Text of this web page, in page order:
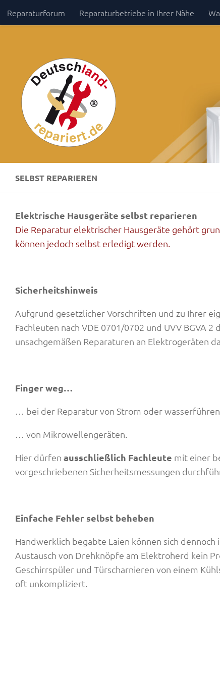
Zum Inhalt springen
Reparaturforum Reparaturbetriebe in Ihrer Nähe
SELBST REPARIEREN
Elektrische Hausgeräte selbst reparieren
Die Reparatur elektrischer Hausgeräte gehört
können jedoch selbst erledigt werden.
Sicherheitshinweis
Aufgrund gesetzlicher Vorschriften und zu Ihrer
Fachleuten nach VDE 0701/0702 und UVV BGVA
unsachgemäßen Reparaturen an Elektrogeräten
Finger weg…
… bei der Reparatur von Strom oder
… von Mikrowellengeräten.
Hier dürfen ausschließlich Fachleute mit einer
vorgeschriebenen Sicherheitsmessungen
Einfache Fehler selbst beheben
Handwerklich begabte Laien können sich
Austausch von Drehknöpfe am Elektroherd kein
Geschirrspüler und Türscharnieren von einem
oft unkompliziert.